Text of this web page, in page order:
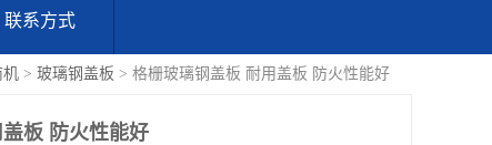
联系方式
机 > 玻璃钢盖板 > 格栅玻璃钢盖板 耐用盖板 防火性能好
板 防火性能好